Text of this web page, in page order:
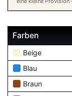
Farben
Beige
Blau
Braun